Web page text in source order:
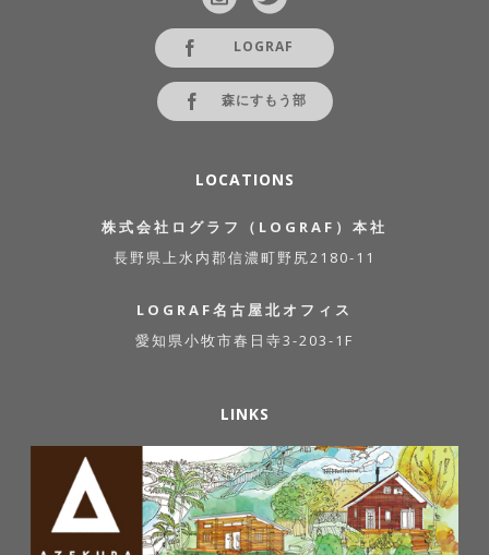
LOGRAF
森にすもう部
LOCATIONS
株式会社ログラフ（LOGRAF）本社
長野県上水内郡信濃町野尻2180-11
LOGRAF名古屋北オフィス
愛知県小牧市春日寺3-203-1F
LINKS